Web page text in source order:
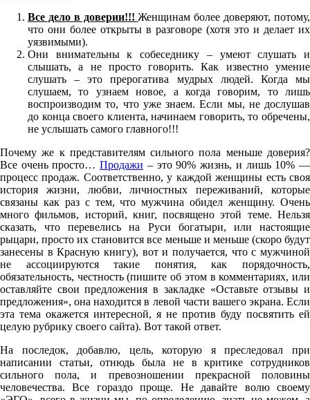
Все дело в доверии!!!Женщинам более доверяют, потому,
что они более открыты в разговоре (хотя это и делает их
уязвимыми).
Они внимательны к собеседнику – умеют слушать и
слышать, а не просто говорить. Как известно умение
слушать – это прерогатива мудрых людей. Когда мы
слушаем, то узнаем новое, а когда говорим, то лишь
воспроизводим то, что уже знаем. Если мы, не дослушав
до конца своего клиента, начинаем говорить, то обречены,
не услышать самого главного!!!
Почему же к представителям сильного пола меньше доверия?
Все очень просто…Продажи – это 90% жизнь, и лишь 10% —
процесс продаж. Соответственно, у каждой женщины есть своя
история жизни, любви, личностных переживаний, которые
связаны как раз с тем, что мужчина обидел женщину. Очень
много фильмов, историй, книг, посвящено этой теме. Нельзя
сказать, что перевелись на Руси богатыри, или настоящие
рыцари, просто их становится все меньше и меньше (скоро будут
занесены в Красную книгу), вот и получается, что с мужчиной
не ассоциируются такие понятия, как порядочность,
обязательность, честность (пишите об этом в комментариях, или
оставляйте свои предложения в закладке «Оставьте отзывы и
предложения», она находится в левой части вашего экрана. Если
эта тема окажется интересной, я не против буду посвятить ей
целую рубрику своего сайта). Вот такой ответ.
На последок, добавлю, цель, которую я преследовал при
написании статьи, отнюдь была не в критике сотрудников
сильного пола, и превозношении прекрасной половины
человечества. Все гораздо проще. Не давайте волю своему